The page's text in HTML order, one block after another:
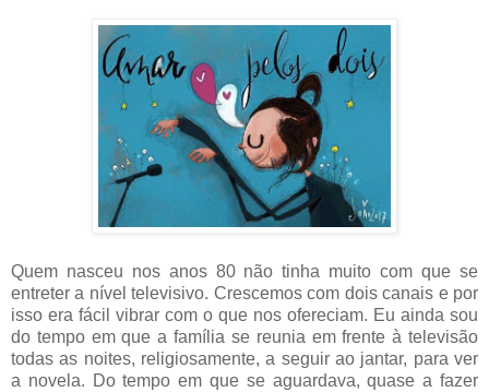
Quem nasceu nos anos 80 não tinha muito com que se
entreter a nível televisivo. Crescemos com dois canais e por
isso era fácil vibrar com o que nos ofereciam. Eu ainda sou
do tempo em que a família se reunia em frente à televisão
todas as noites, religiosamente, a seguir ao jantar, para ver
a novela. Do tempo em que se aguardava, quase a fazer